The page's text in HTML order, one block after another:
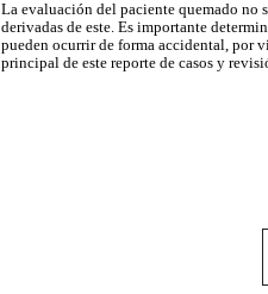
La evaluación del paciente quemado
derivadas de este. Es importante
pueden ocurrir de forma accidental, por
principal de este reporte de casos y